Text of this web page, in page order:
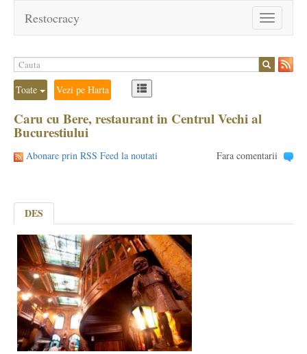
Toggle
navigation
Restocracy
Toate Vezi pe Harta
Caru cu Bere, restaurant in Centrul Vechi al
Bucurestiului
Abonare prin RSS Feed la noutati Fara comentarii
DES